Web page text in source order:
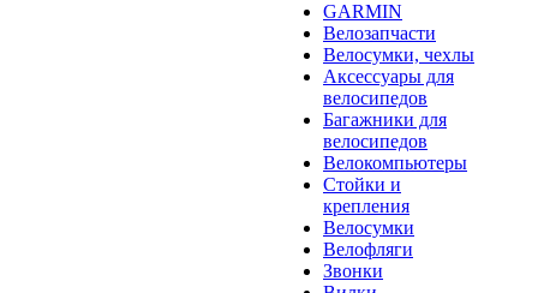
GARMIN
Велозапчасти
Велосумки, чехлы
Аксессуары для
велосипедов
Багажники для
велосипедов
Велокомпьютеры
Стойки и
крепления
Велосумки
Велофляги
Звонки